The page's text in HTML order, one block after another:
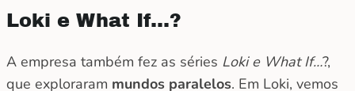
Loki e What If…?
A empresa também fez as séries Loki e What If…?,
que exploraram mundos paralelos. Em Loki, vemos